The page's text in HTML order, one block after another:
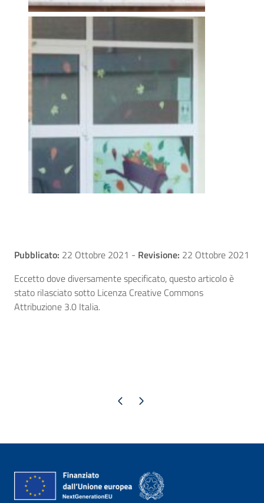
Pubblicato: 22 Ottobre 2021 - Revisione: 22 Ottobre 2021
Eccetto dove diversamente specificato, questo articolo è
stato rilasciato sotto Licenza Creative Commons
Attribuzione 3.0 Italia.
Pagina precedente
Pagina successiva